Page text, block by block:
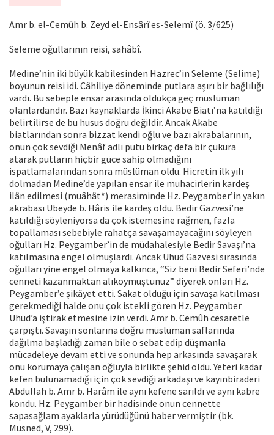
Amr b. el-Cemûh b. Zeyd el-Ensârî es-Selemî (ö. 3/625)
Seleme oğullarının reisi, sahâbî.
Medine’nin iki büyük kabilesinden Hazrec’in Seleme (Selime)
boyunun reisi idi. Câhiliye döneminde putlara aşırı bir bağlılığı
vardı. Bu sebeple ensar arasında oldukça geç müslüman
olanlardandır. Bazı kaynaklarda İkinci Akabe Biatı’na katıldığı
belirtilirse de bu husus doğru değildir. Ancak Akabe
biatlarından sonra bizzat kendi oğlu ve bazı akrabalarının,
onun çok sevdiği Menâf adlı putu birkaç defa bir çukura
atarak putların hiçbir güce sahip olmadığını
ispatlamalarından sonra müslüman oldu. Hicretin ilk yılı
dolmadan Medine’de yapılan ensar ile muhacirlerin kardeş
ilân edilmesi (muâhât*) merasiminde Hz. Peygamber’in yakın
akrabası Ubeyde b. Hâris ile kardeş oldu. Bedir Gazvesi’ne
katıldığı söyleniyorsa da çok istemesine rağmen, fazla
topallaması sebebiyle rahatça savaşamayacağını söyleyen
oğulları Hz. Peygamber’in de müdahalesiyle Bedir Savaşı’na
katılmasına engel olmuşlardı. Ancak Uhud Gazvesi sırasında
oğulları yine engel olmaya kalkınca, “Siz beni Bedir Seferi’nde
cenneti kazanmaktan alıkoymuştunuz” diyerek onları Hz.
Peygamber’e şikâyet etti. Sakat olduğu için savaşa katılması
gerekmediği halde onu çok istekli gören Hz. Peygamber
Uhud’a iştirak etmesine izin verdi. Amr b. Cemûh cesaretle
çarpıştı. Savaşın sonlarına doğru müslüman saflarında
dağılma başladığı zaman bile o sebat edip düşmanla
mücadeleye devam etti ve sonunda hep arkasında savaşarak
onu korumaya çalışan oğluyla birlikte şehid oldu. Yeteri kadar
kefen bulunamadığı için çok sevdiği arkadaşı ve kayınbiraderi
Abdullah b. Amr b. Harâm ile aynı kefene sarıldı ve aynı kabre
kondu. Hz. Peygamber bir hadisinde onun cennette
sapasağlam ayaklarla yürüdüğünü haber vermiştir (bk.
Müsned, V, 299).